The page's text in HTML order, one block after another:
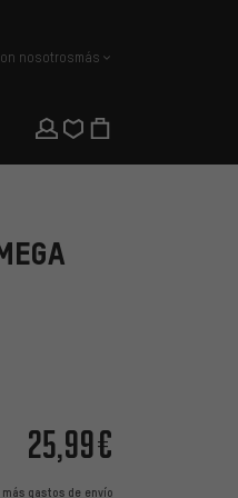
nosotrosmás
25,99€
más gastos de envío